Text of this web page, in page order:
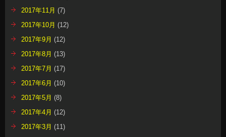
2017年11月 (7)
2017年10月 (12)
2017年9月 (12)
2017年8月 (13)
2017年7月 (17)
2017年6月 (10)
2017年5月 (8)
2017年4月 (12)
2017年3月 (11)